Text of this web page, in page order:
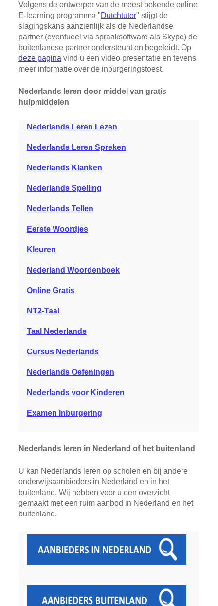
Volgens de ontwerper van de meest bekende online
E-learning programma "Dutchtutor" stijgt de
slagingskans aanzienlijk als de Nederlandse
partner (eventueel via spraaksoftware als Skype) de
buitenlandse partner ondersteunt en begeleidt. Op
deze pagina vind u een video presentatie en tevens
meer informatie over de inburgeringstoest.
Nederlands leren door middel van gratis
hulpmiddelen
Nederlands Leren Lezen
Nederlands Leren Spreken
Nederlands Klanken
Nederlands Spelling
Nederlands Tellen
Eerste Woordjes
Kleuren
Nederland Woordenboek
Online Gratis
NT2-Taal
Taal Nederlands
Cursus Nederlands
Nederlands Oefeningen
Nederlands voor Kinderen
Examen Inburgering
Nederlands leren in Nederland of het buitenland
U kan Nederlands leren op scholen en bij andere
onderwijsaanbieders in Nederland en in het
buitenland. Wij hebben voor u een overzicht
gemaakt met een ruim aanbod in Nederland en het
buitenland.